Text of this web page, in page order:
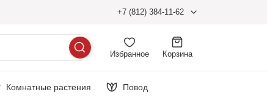
+7 (812) 384-11-62
Избранное Корзина
Комнатные растения Повод